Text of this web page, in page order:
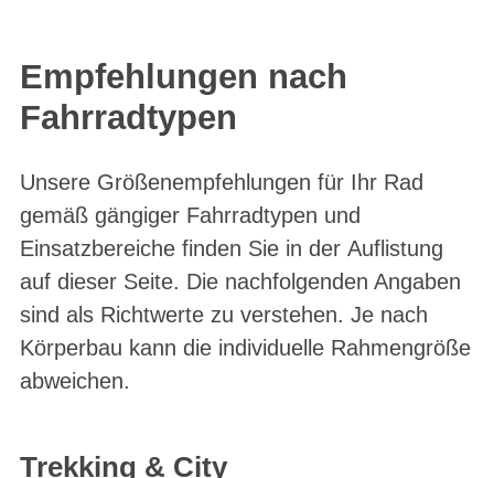
Empfehlungen nach
Fahrradtypen
Unsere Größenempfehlungen für Ihr Rad
gemäß gängiger Fahrradtypen und
Einsatzbereiche finden Sie in der Auflistung
auf dieser Seite. Die nachfolgenden Angaben
sind als Richtwerte zu verstehen. Je nach
Körperbau kann die individuelle Rahmengröße
abweichen.
Trekking & City